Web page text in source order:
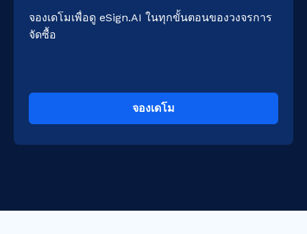
จองเดโมเพื่อดู eSign.AI ในทุกขั้นตอนของวงจรการ
จัดซื้อ
จองเดโม